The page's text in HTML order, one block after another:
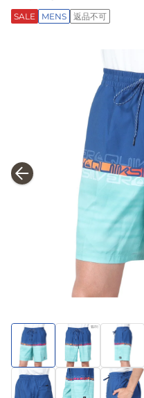
SALE MENS 返品不可